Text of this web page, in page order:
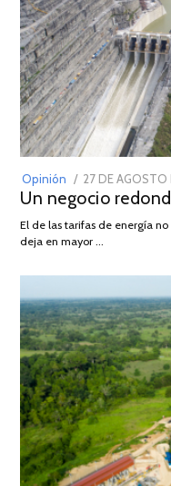
Opinión
POSTED
ON
27 DE AGOSTO
Un negocio
El de las tarifas de energía
deja en mayor …